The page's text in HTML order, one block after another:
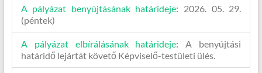
A pályázat benyújtásának határideje: 2026. 05. 29.
(péntek)
A pályázat elbírálásának határideje:A benyújtási
határidő lejártát követő Képviselő-testületi ülés.